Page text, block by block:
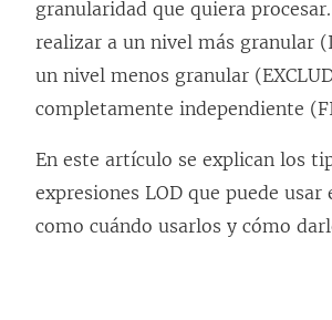
granularidad que quiera
realizar a un nivel más granular
un nivel menos granular
completamente independiente
En este artículo se explican los
expresiones LOD que puede usar
como cuándo usarlos y cómo